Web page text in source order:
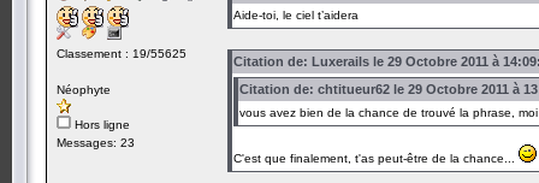
Classement : 19/55625
Néophyte
Hors ligne
Messages: 23
Aide-toi, le ciel t’aidera
Citation de: Luxerails le 29 Octobre 2011 à
Citation de: chtitueur62 le 29 Octobre 2011 à
vous avez bien de la chance de trouvé la phrase,
C'est que finalement, t'as peut-être de la chance...